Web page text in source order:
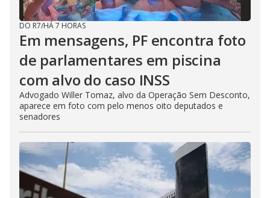
DO R7/HÁ 7 HORAS
Em mensagens, PF encontra foto
de parlamentares em piscina
com alvo do caso INSS
Advogado Willer Tomaz, alvo da Operação Sem Desconto,
aparece em foto com pelo menos oito deputados e
senadores